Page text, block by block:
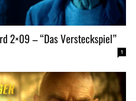
2×09 – “Das Versteckspiel”
1